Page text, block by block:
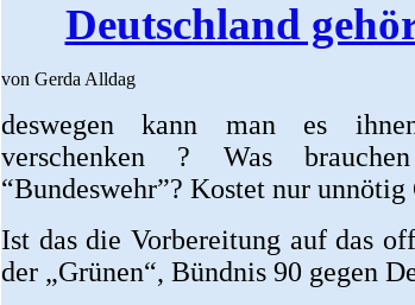
Deutschland
von Gerda Alldag
deswegen kann man es
verschenken ? Was
“Bundeswehr”? Kostet nur unnötig
Ist das die Vorbereitung auf das
der „Grünen“, Bündnis 90 gegen